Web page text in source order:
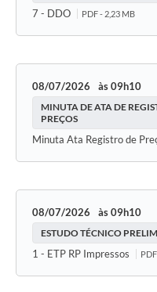
7 - DDO PDF - 2,23 MB
08/07/2026 09h10
MINUTA DE ATA DE
PREÇOS
Minuta Ata Registro de
08/07/2026 09h10
ESTUDO TÉCNICO
1 - ETP RP Impressos